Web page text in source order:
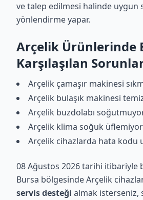
ve talep edilmesi halinde uygun
yönlendirme yapar.
Arçelik Ürünlerinde
Karşılaşılan
Arçelik çamaşır makinesi
Arçelik bulaşık makinesi
Arçelik buzdolabı
Arçelik klima soğuk üflemiyor
Arçelik cihazlarda hata kodu
08 Ağustos 2026 tarihi itibariyle
Bursa bölgesinde Arçelik
servis desteği almak isterseniz,